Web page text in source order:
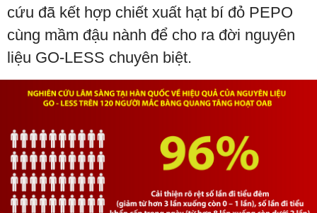
cứu đã kết hợp chiết xuất hạt bí đỏ PEPO
cùng mầm đậu nành để cho ra đời nguyên
liệu GO-LESS chuyên biệt.